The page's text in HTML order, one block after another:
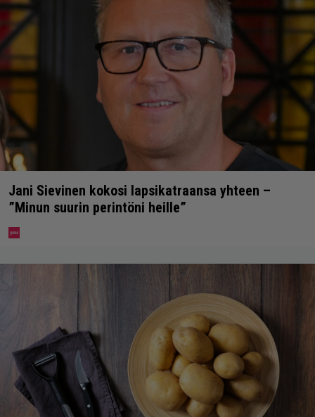
Jani Sievinen kokosi lapsikatraansa yhteen –
”Minun suurin perintöni heille”